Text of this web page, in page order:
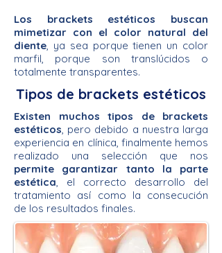
Los brackets estéticos buscan
mimetizar con el color natural del
diente, ya sea porque tienen un color
marfil, porque son translúcidos o
totalmente transparentes.
Tipos de brackets estéticos
Existen muchos tipos de brackets
estéticos, pero debido a nuestra larga
experiencia en clínica, finalmente hemos
realizado una selección que nos
permite garantizar tanto la parte
estética, el correcto desarrollo del
tratamiento así como la consecución
de los resultados finales.